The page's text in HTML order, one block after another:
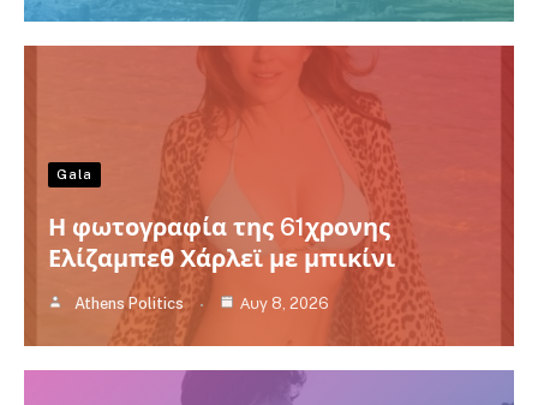
Gala
Η φωτογραφία της 61χρονης
Ελίζαμπεθ Χάρλεϊ με μπικίνι
Athens Politics Αυγ 8, 2026